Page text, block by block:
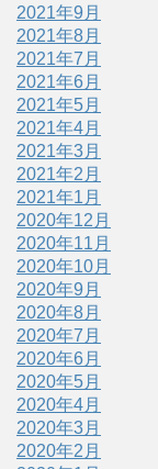
2021年9月
2021年8月
2021年7月
2021年6月
2021年5月
2021年4月
2021年3月
2021年2月
2021年1月
2020年12月
2020年11月
2020年10月
2020年9月
2020年8月
2020年7月
2020年6月
2020年5月
2020年4月
2020年3月
2020年2月